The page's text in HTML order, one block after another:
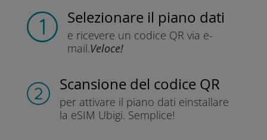
Selezionare il piano dati
e ricevere un codice QR via e-
mail.Veloce!
Scansione del codice QR
per attivare il piano dati einstallare
la eSIM Ubigi. Semplice!